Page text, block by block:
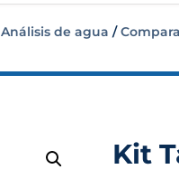
Análisis de agua /
Kit